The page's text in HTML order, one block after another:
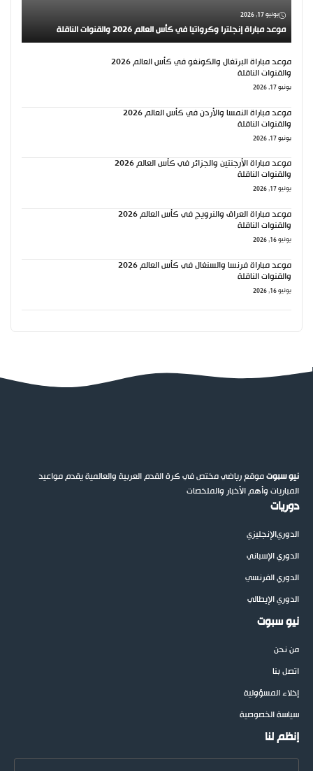
يونيو 17, 2026
موعد مباراة إنجلترا وكرواتيا في كأس العالم 2026 والقنوات الناقلة
موعد مباراة البرتغال والكونغو في كأس العالم 2026
والقنوات الناقلة
يونيو 17, 2026
موعد مباراة النمسا والأردن في كأس العالم 2026
والقنوات الناقلة
يونيو 17, 2026
موعد مباراة الأرجنتين والجزائر في كأس العالم 2026
والقنوات الناقلة
يونيو 17, 2026
موعد مباراة العراق والنرويج في كأس العالم 2026
والقنوات الناقلة
يونيو 16, 2026
موعد مباراة فرنسا والسنغال في كأس العالم 2026
والقنوات الناقلة
يونيو 16, 2026
نيو سبوتموقع رياضي مختص في كرة القدم العربية والعالمية يقدم مواعيد
المباريات وأهم الأخبار والملخصات
دوريات
الدوريالإنجليزي
الدوري الإسباني
الدوري الفرنسي
الدوري الإيطالي
نيو سبوت
من نحن
اتصل بنا
إخلاء المسؤولية
سياسة الخصوصية
إنظم لنا